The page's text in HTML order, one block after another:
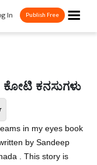
☰
In Publish Free
ಕೋಟಿ ಕನಸುಗಳು
in my eyes book
by Sandeep
. This story is